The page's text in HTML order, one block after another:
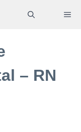
– RN